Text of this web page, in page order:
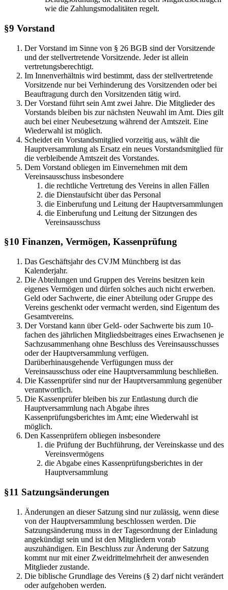
wie die Zahlungsmodalitäten regelt.
§9 Vorstand
Der Vorstand im Sinne von § 26 BGB sind der Vorsitzende
und der stellvertretende Vorsitzende. Jeder ist allein
vertretungsberechtigt.
Im Innenverhältnis wird bestimmt, dass der stellvertretende
Vorsitzende nur bei Verhinderung des Vorsitzenden oder bei
Beauftragung durch den Vorsitzenden tätig wird.
Der Vorstand führt sein Amt zwei Jahre. Die Mitglieder des
Vorstands bleiben bis zur nächsten Neuwahl im Amt. Dies gilt
auch bei einer Neubesetzung während der Amtszeit. Eine
Wiederwahl ist möglich.
Scheidet ein Vorstandsmitglied vorzeitig aus, wählt die
Hauptversammlung als Ersatz ein neues Vorstandsmitglied für
die verbleibende Amtszeit des Vorstandes.
Dem Vorstand obliegen im Einvernehmen mit dem
Vereinsausschuss insbesondere
die rechtliche Vertretung des Vereins in allen Fällen
die Dienstaufsicht über das Personal
die Einberufung und Leitung der Hauptversammlungen
die Einberufung und Leitung der Sitzungen des
Vereinsausschuss
§10 Finanzen, Vermögen, Kassenprüfung
Das Geschäftsjahr des CVJM Münchberg ist das
Kalenderjahr.
Die Abteilungen und Gruppen des Vereins besitzen kein
eigenes Vermögen und dürfen solches auch nicht erwerben.
Geld oder Sachwerte, die einer Abteilung oder Gruppe des
Vereins geschenkt oder vermacht werden, sind Eigentum des
Gesamtvereins.
Der Vorstand kann über Geld- oder Sachwerte bis zum 10-
fachen des jährlichen Mitgliedsbeitrages eines Erwachsenen je
Sachzusammenhang ohne Beschluss des Vereinsausschusses
oder der Hauptversammlung verfügen.
Darüberhinausgehende Verfügungen muss der
Vereinsausschuss oder eine Hauptversammlung beschließen.
Die Kassenprüfer sind nur der Hauptversammlung gegenüber
verantwortlich.
Die Kassenprüfer bleiben bis zur Entlastung durch die
Hauptversammlung nach Abgabe ihres
Kassenprüfungsberichtes im Amt; eine Wiederwahl ist
möglich.
Den Kassenprüfern obliegen insbesondere
die Prüfung der Buchführung, der Vereinskasse und des
Vereinsvermögens
die Abgabe eines Kassenprüfungsberichtes in der
Hauptversammlung
§11 Satzungsänderungen
Änderungen an dieser Satzung sind nur zulässig, wenn diese
von der Hauptversammlung beschlossen werden. Die
Satzungsänderung muss in der Tagesordnung der Einladung
angekündigt sein und ist den Mitgliedern vorab
auszuhändigen. Ein Beschluss zur Änderung der Satzung
kommt nur mit einer Zweidrittelmehrheit der anwesenden
Mitglieder zustande.
Die biblische Grundlage des Vereins (§ 2) darf nicht verändert
oder aufgehoben werden.